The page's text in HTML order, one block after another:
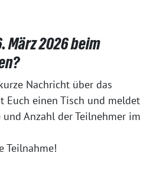
März 2026 beim
Nachricht über das
Euch einen Tisch und meldet
und Anzahl der Teilnehmer im
Teilnahme!